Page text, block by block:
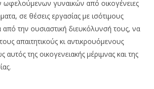
γυναικών από οικογένειες
σε θέσεις εργασίας με ισότιμους
την ουσιαστική διευκόλυνσή τους, να
απαιτητικούς κι αντικρουόμενους
της οικογενειακής μέριμνας και της